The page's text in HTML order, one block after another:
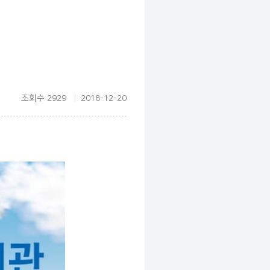
조회수 2929 2018-12-20